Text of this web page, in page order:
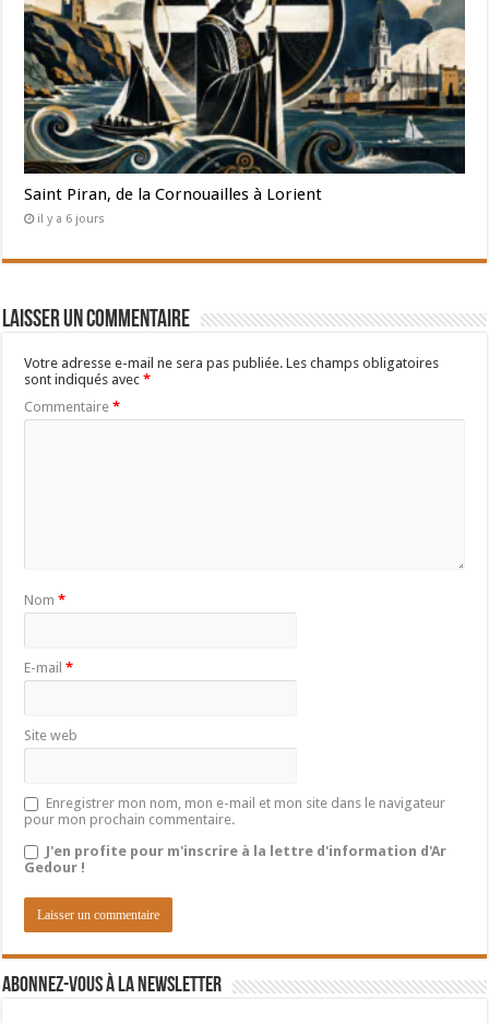
Saint Piran, de la Cornouailles à Lorient
il y a 6 jours
Laisser un commentaire
Votre adresse e-mail ne sera pas publiée. Les champs obligatoires
sont indiqués avec*
Commentaire*
Nom*
E-mail*
Site web
Enregistrer mon nom, mon e-mail et mon site dans le navigateur
pour mon prochain commentaire.
J'en profite pour m'inscrire à la lettre d'information d'Ar
Gedour !
Abonnez-vous à la newsletter